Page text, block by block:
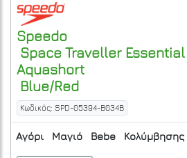
Speedo
Space Traveller
Aquashort
Blue/Red
Κωδικός: SPD-05394-B034B
Αγόρι Μαγιό Bebe Κολύμβησης